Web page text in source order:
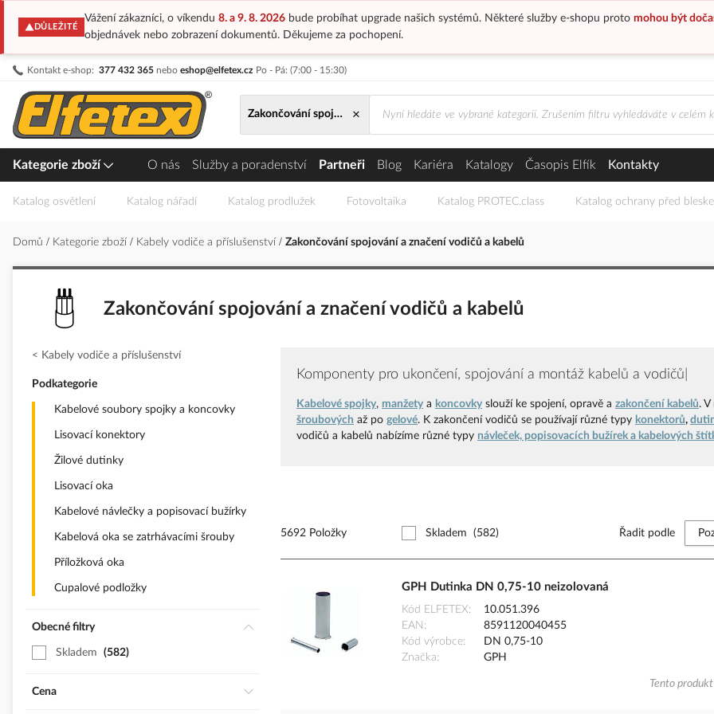
DŮLEŽITÉ
Vážení zákazníci, o víkendu 8. a 9. 8. 2026bude probíhat upgrade našich systémů. Některé služby e-shopu proto mohou být
objednávek nebo zobrazení dokumentů. Děkujeme za pochopení.
Kontakt e-shop: 377 432 365 nebo eshop@elfetex.cz Po - Pá: (7:00 - 15:30)
Přejít
obsah
Zakončování spojování a značení vodičů a kabelů
×
Kategorie zboží O nás Služby a poradenství Partneři Blog Kariéra Katalogy Časopis Elfík Kontakty
Katalog osvětlení Katalog nářadí Katalog prodlužek Fotovoltaika Katalog PROTEC.class Katalog ochrany před
Domů Kategorie zboží Kabely vodiče a příslušenství Zakončování spojování a značení vodičů a kabelů
Zakončování spojování a značení vodičů a kabelů
Komponenty pro ukončení, spojování a montáž kabelů a vodičů|
Kabelové spojky, manžety a koncovky slouží ke spojení, opravě a zakončení kabelů. V
šroubových až po gelové. K zakončení vodičů se používají různé typy konektorů,
vodičů a kabelů nabízíme různé typy návleček, popisovacích bužírek a kabelových
5692 Položky Skladem (582) Řadit podle
GPH Dutinka DN 0,75-10 neizolovaná
Kód ELFETEX
10.051.396
EAN
8591120040455
Kód výrobce
DN 0,75-10
Značka
GPH
Tento
Kabely vodiče a příslušenství
Podkategorie
Kabelové soubory spojky a koncovky
Lisovací konektory
Žilové dutinky
Lisovací oka
Kabelové návlečky a popisovací bužírky
Kabelová oka se zatrhávacími šrouby
Příložková oka
Cupalové podložky
Obecné filtry
Skladem 582
Cena